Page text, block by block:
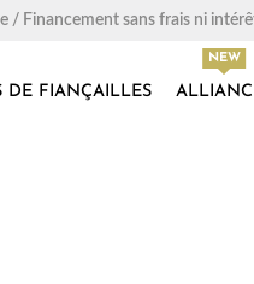
/ Financement sans frais ni
DE FIANÇAILLES